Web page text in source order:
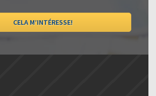
CELA M’INTÉRESSE!